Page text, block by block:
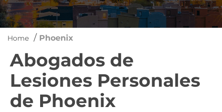
Home / Phoenix
Abogados de
Lesiones Personales
de Phoenix